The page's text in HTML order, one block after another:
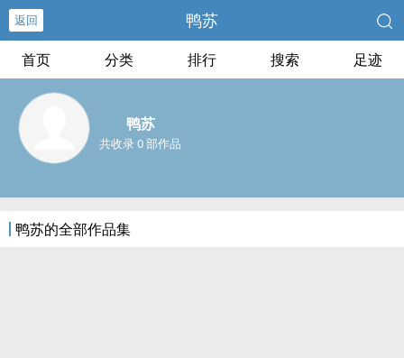
返回 鸭苏
首页 分类 排行 搜索 足迹
鸭苏
共收录 0 部作品
鸭苏的全部作品集